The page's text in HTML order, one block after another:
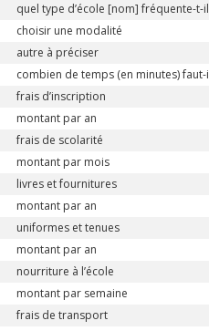
quel type d’école [nom] fréquente-t-
choisir une modalité
autre à préciser
combien de temps (en minutes)
frais d’inscription
montant par an
frais de scolarité
montant par mois
livres et fournitures
montant par an
uniformes et tenues
montant par an
nourriture à l’école
montant par semaine
frais de transport